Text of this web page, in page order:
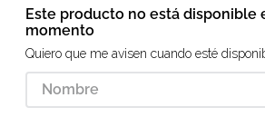
Este producto no está disponible
momento
Quiero que me avisen cuando esté